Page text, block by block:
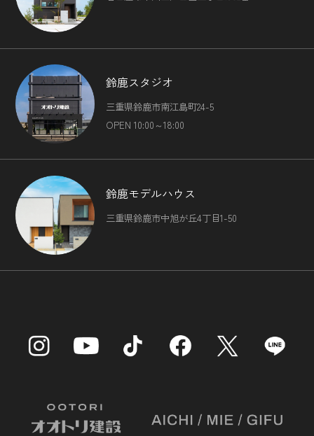
鈴鹿スタジオ
三重県鈴鹿市南江島町24-5
OPEN 10:00～18:00
鈴鹿モデルハウス
三重県鈴鹿市中旭が丘4丁目1-50